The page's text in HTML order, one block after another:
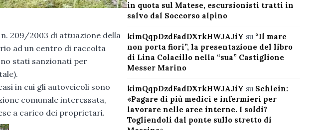
209/2003 di attuazione della
ad un centro di raccolta
stati sanzionati per
in cui gli autoveicoli sono
comunale interessata,
a carico dei proprietari.
in quota sul Matese, escursionisti tratti in
salvo dal Soccorso alpino
kimQqpDzdFadDXrkHWJAJiY su “Il mare
non porta fiori”, la presentazione del libro
di Lina Colacillo nella “sua” Castiglione
Messer Marino
kimQqpDzdFadDXrkHWJAJiY su Schlein:
«Pagare di più medici e infermieri per
lavorare nelle aree interne. I soldi?
Togliendoli dal ponte sullo stretto di